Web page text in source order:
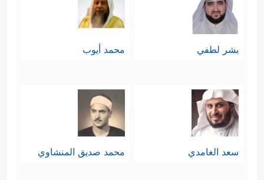
بشر لطفي محمد أيوب
سعد الغامدي محمد صديق المنشاوي